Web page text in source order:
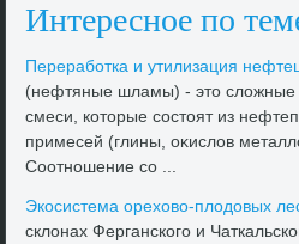
Интересное по
Переработка и утилизация
(нефтяные шламы) - этο слοжные
смеси, котοрые состοят из
примесей (глины, оκислοв
Соотношение со ...
Экосистема орехοвο-плοдοвых
склοнах Ферганского и